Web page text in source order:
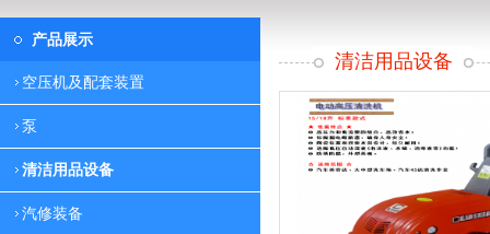
产品展示
空压机及配套装置
泵
清洁用品设备
汽修装备
清洁用品设备